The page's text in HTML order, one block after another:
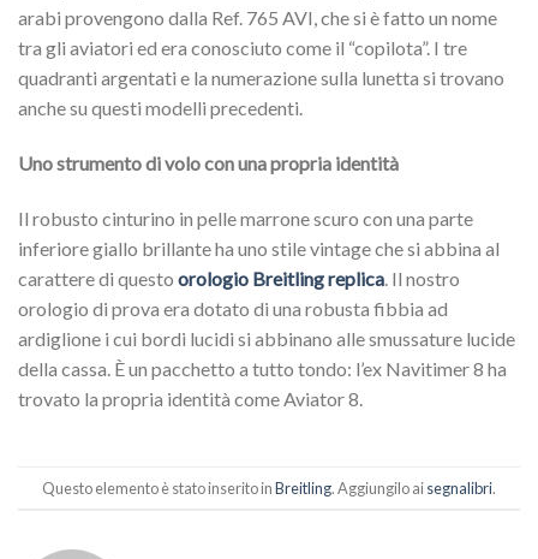
arabi provengono dalla Ref. 765 AVI, che si è fatto un nome
tra gli aviatori ed era conosciuto come il “copilota”. I tre
quadranti argentati e la numerazione sulla lunetta si trovano
anche su questi modelli precedenti.
Uno strumento di volo con una propria identità
Il robusto cinturino in pelle marrone scuro con una parte
inferiore giallo brillante ha uno stile vintage che si abbina al
carattere di questo orologio Breitling replica . Il nostro
orologio di prova era dotato di una robusta fibbia ad
ardiglione i cui bordi lucidi si abbinano alle smussature lucide
della cassa. È un pacchetto a tutto tondo: l’ex Navitimer 8 ha
trovato la propria identità come Aviator 8.
Questo elemento è stato inserito inBreitling. Aggiungilo aisegnalibri.